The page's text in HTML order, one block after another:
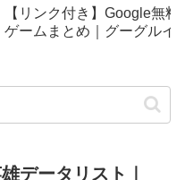
【リンク付き】Google無料
ゲームまとめ｜グーグルイ
クetc…
データリスト｜